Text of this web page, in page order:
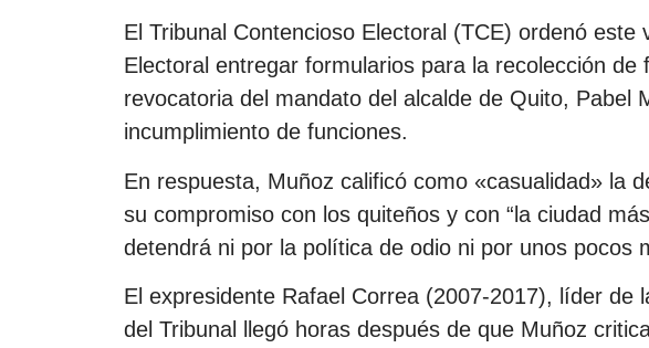
El Tribunal Contencioso Electoral (TCE) ordenó este
Electoral entregar formularios para la recolección
revocatoria del mandato del alcalde de Quito, Pabel
incumplimiento de funciones.
En respuesta, Muñoz calificó como «casualidad» la
su compromiso con los quiteños y con “la ciudad
detendrá ni por la política de odio ni por unos pocos
El expresidente Rafael Correa (2007-2017), líder de
del Tribunal llegó horas después de que Muñoz